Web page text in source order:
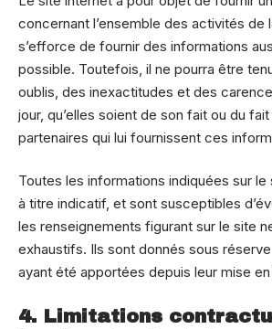
concernant l’ensemble des activités de
s’efforce de fournir des informations
possible. Toutefois, il ne pourra être
oublis, des inexactitudes et des
jour, qu’elles soient de son fait ou du
partenaires qui lui fournissent ces
Toutes les informations indiquées sur
à titre indicatif, et sont susceptibles
les renseignements figurant sur le site
exhaustifs. Ils sont donnés sous
ayant été apportées depuis leur mise en
4. Limitations